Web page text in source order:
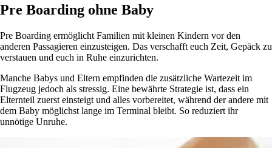
Pre Boarding ohne Baby
Pre Boarding ermöglicht Familien mit kleinen Kindern vor den
anderen Passagieren einzusteigen. Das verschafft euch Zeit, Gepäck zu
verstauen und euch in Ruhe einzurichten.
Manche Babys und Eltern empfinden die zusätzliche Wartezeit im
Flugzeug jedoch als stressig. Eine bewährte Strategie ist, dass ein
Elternteil zuerst einsteigt und alles vorbereitet, während der andere mit
dem Baby möglichst lange im Terminal bleibt. So reduziert ihr
unnötige Unruhe.